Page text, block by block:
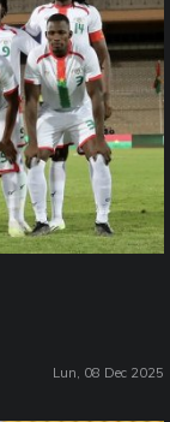
Lun, 08 Dec 2025